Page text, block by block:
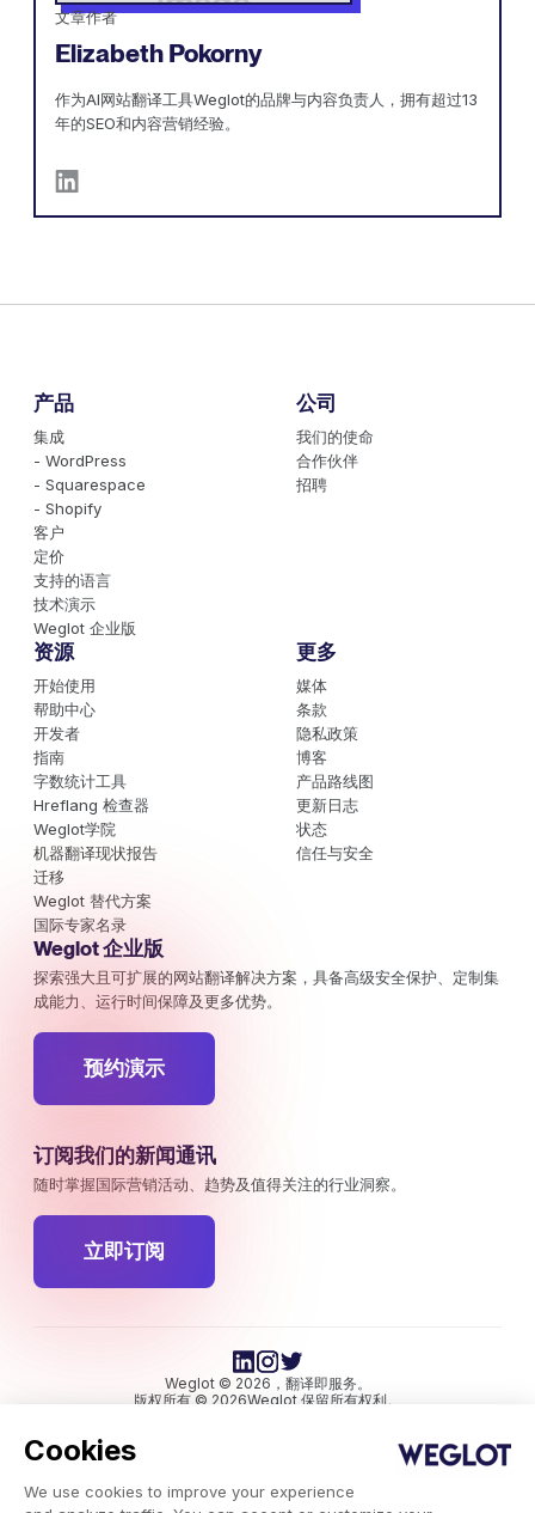
Cookies
We use cookies to improve your experience
文章作者
Elizabeth Pokorny
作为AI网站翻译工具Weglot的品牌与内容负责人，拥有超过13
年的SEO和内容营销经验。
产品
集成
- WordPress
- Squarespace
- Shopify
客户
定价
支持的语言
技术演示
Weglot 企业版
公司
我们的使命
合作伙伴
招聘
资源
开始使用
帮助中心
开发者
指南
字数统计工具
Hreflang 检查器
Weglot学院
机器翻译现状报告
迁移
Weglot 替代方案
国际专家名录
更多
媒体
条款
隐私政策
博客
产品路线图
更新日志
状态
信任与安全
Weglot 企业版
探索强大且可扩展的网站翻译解决方案，具备高级安全保护、定制集
成能力、运行时间保障及更多优势。
预约演示
订阅我们的新闻通讯
随时掌握国际营销活动、趋势及值得关注的行业洞察。
立即订阅
Weglot © 2026，翻译即服务。
版权所有 © 2026Weglot 保留所有权利。